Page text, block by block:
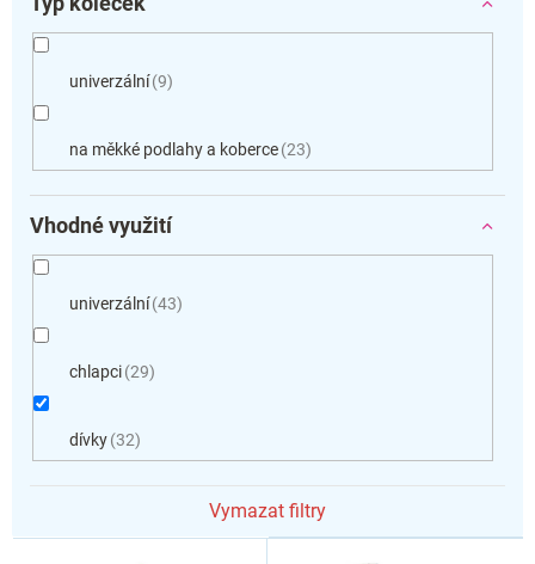
univerzální 9
na měkké podlahy a koberce 23
Vhodné využití
univerzální 43
chlapci 29
dívky 32
Vymazat filtry
V